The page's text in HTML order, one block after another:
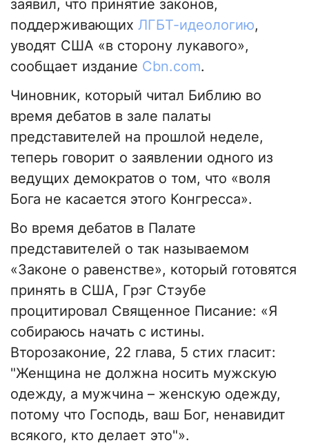
заявил, что принятие законов,
поддерживающих ЛГБТ-идеологию,
уводят США «в сторону лукавого»,
сообщает издание Сbn.com.
Чиновник, который читал Библию во
время дебатов в зале палаты
представителей на прошлой неделе,
теперь говорит о заявлении одного из
ведущих демократов о том, что «воля
Бога не касается этого Конгресса».
Во время дебатов в Палате
представителей о так называемом
«Законе о равенстве», который готовятся
принять в США, Грэг Стэубе
процитировал Священное Писание: «Я
собираюсь начать с истины.
Второзаконие, 22 глава, 5 стих гласит:
"Женщина не должна носить мужскую
одежду, а мужчина – женскую одежду,
потому что Господь, ваш Бог, ненавидит
всякого, кто делает это"».